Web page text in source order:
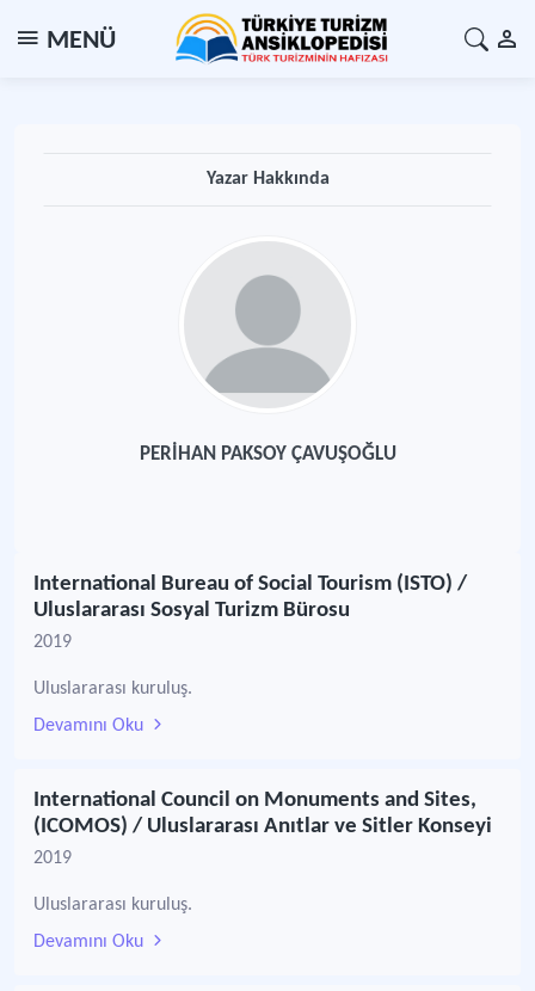
MENÜ
Yazar Hakkında
PERİHAN PAKSOY ÇAVUŞOĞLU
International Bureau of Social Tourism (ISTO) /
Uluslararası Sosyal Turizm Bürosu
2019
Uluslararası kuruluş.
Devamını Oku
International Council on Monuments and Sites,
(ICOMOS) / Uluslararası Anıtlar ve Sitler Konseyi
2019
Uluslararası kuruluş.
Devamını Oku